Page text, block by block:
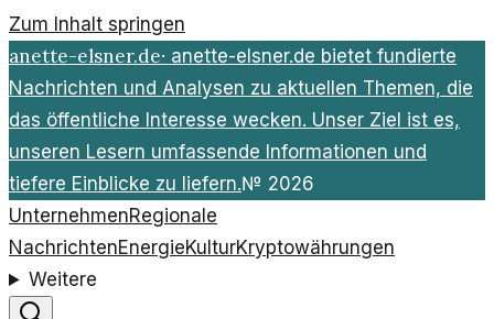
Zum Inhalt springen
anette-elsner.de· anette-elsner.de bietet fundierte
Nachrichten und Analysen zu aktuellen Themen, die
das öffentliche Interesse wecken. Unser Ziel ist es,
unseren Lesern umfassende Informationen und
tiefere Einblicke zu liefern.№ 2026
UnternehmenRegionale
NachrichtenEnergieKulturKryptowährungen
Weitere